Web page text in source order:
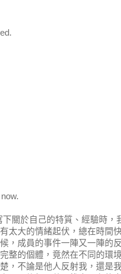
關於自己的特質、經驗時，
太大的情緒起伏，總在時間
，成員的事件一陣又一陣的
整的個體，竟然在不同的環
，不論是他人反射我，還是